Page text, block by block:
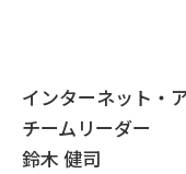
インターネット・
チームリーダー
鈴木 健司